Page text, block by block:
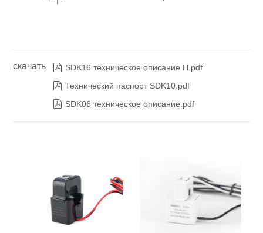
скачать  SDK16 техническое описание H.pdf
 Технический паспорт SDK10.pdf
 SDK06 техническое описание.pdf